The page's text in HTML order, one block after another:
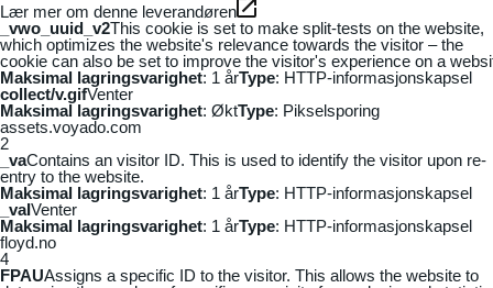
Lær mer om denne leverandøren
_vwo_uuid_v2This cookie is set to make split-tests on the website,
which optimizes the website's relevance towards the visitor – the
cookie can also be set to improve the visitor's experience on a
Maksimal lagringsvarighet: 1 årType: HTTP-informasjonskapsel
collect/v.gifVenter
Maksimal lagringsvarighet: ØktType: Pikselsporing
assets.voyado.com
2
_vaContains an visitor ID. This is used to identify the visitor upon re-
entry to the website.
Maksimal lagringsvarighet: 1 årType: HTTP-informasjonskapsel
_vaIVenter
Maksimal lagringsvarighet: 1 årType: HTTP-informasjonskapsel
floyd.no
4
FPAUAssigns a specific ID to the visitor. This allows the website to